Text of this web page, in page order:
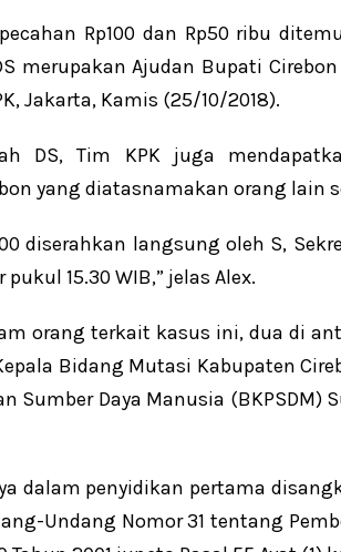
Rp100 dan Rp50 ribu
merupakan Ajudan Bupati
Jakarta, Kamis (25/10/2018).
DS, Tim KPK juga
yang diatasnamakan orang lain
diserahkan langsung oleh S,
15.30 WIB,” jelas Alex.
orang terkait kasus ini, dua di
Bidang Mutasi Kabupaten
Sumber Daya Manusia (BKPSDM)
dalam penyidikan pertama
Undang Nomor 31 tentang